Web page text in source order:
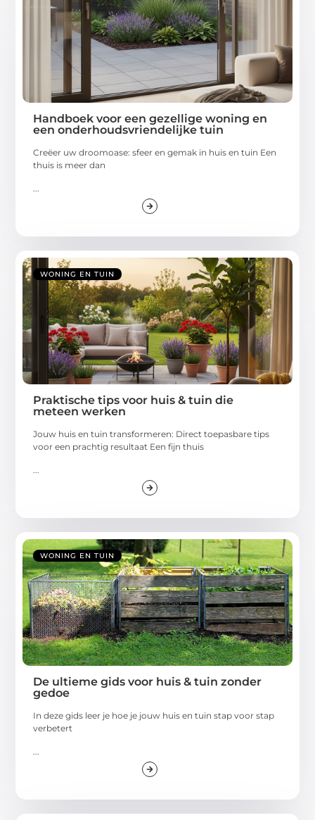
Handboek voor een gezellige woning en
een onderhoudsvriendelijke tuin
Creëer uw droomoase: sfeer en gemak in huis en tuin Een
thuis is meer dan
WONING EN TUIN
Praktische tips voor huis & tuin die
meteen werken
Jouw huis en tuin transformeren: Direct toepasbare tips
voor een prachtig resultaat Een fijn thuis
WONING EN TUIN
De ultieme gids voor huis & tuin zonder
gedoe
In deze gids leer je hoe je jouw huis en tuin stap voor stap
verbetert